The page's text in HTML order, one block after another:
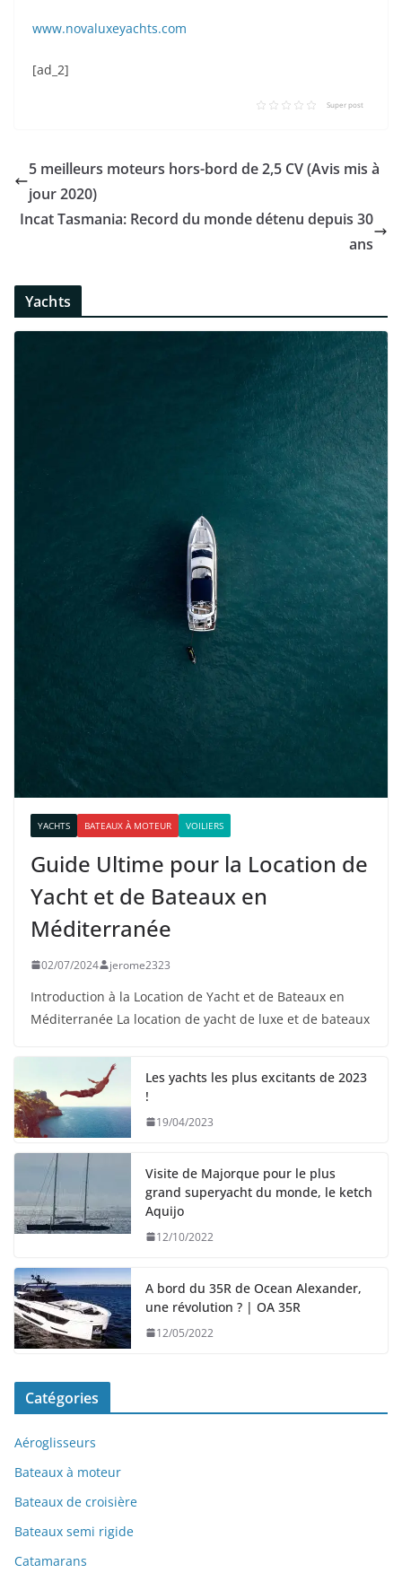
www.novaluxeyachts.com
[ad_2]
Super post
5 meilleurs moteurs hors-bord de 2,5 CV (Avis mis à
jour 2020)
Incat Tasmania: Record du monde détenu depuis 30
ans
Yachts
YACHTS BATEAUX À MOTEUR VOILIERS
Guide Ultime pour la Location de
Yacht et de Bateaux en
Méditerranée
02/07/2024 jerome2323
Introduction à la Location de Yacht et de Bateaux en
Méditerranée La location de yacht de luxe et de bateaux
Les yachts les plus excitants de 2023
!
19/04/2023
Visite de Majorque pour le plus
grand superyacht du monde, le ketch
Aquijo
12/10/2022
A bord du 35R de Ocean Alexander,
une révolution ? | OA 35R
12/05/2022
Catégories
Aéroglisseurs
Bateaux à moteur
Bateaux de croisière
Bateaux semi rigide
Catamarans